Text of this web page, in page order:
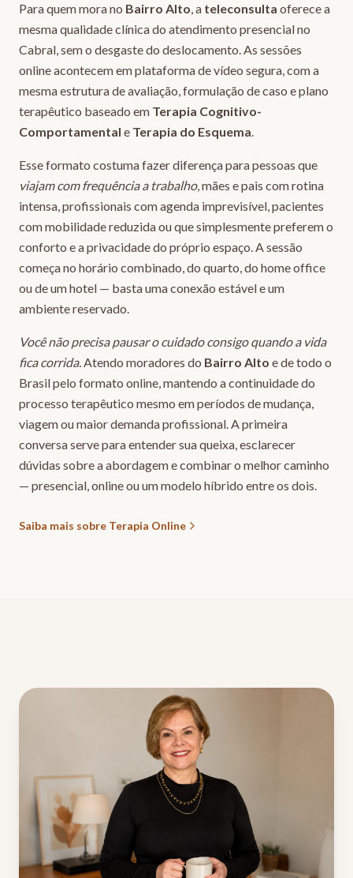
Para quem mora no Bairro Alto, a teleconsulta oferece a
mesma qualidade clínica do atendimento presencial no
Cabral, sem o desgaste do deslocamento. As sessões
online acontecem em plataforma de vídeo segura, com a
mesma estrutura de avaliação, formulação de caso e plano
terapêutico baseado em Terapia Cognitivo-
Comportamental e Terapia do Esquema.
Esse formato costuma fazer diferença para pessoas que
viajam com frequência a trabalho, mães e pais com rotina
intensa, profissionais com agenda imprevisível, pacientes
com mobilidade reduzida ou que simplesmente preferem o
conforto e a privacidade do próprio espaço. A sessão
começa no horário combinado, do quarto, do home office
ou de um hotel — basta uma conexão estável e um
ambiente reservado.
Você não precisa pausar o cuidado consigo quando a vida
fica corrida.Atendo moradores do Bairro Alto e de todo o
Brasil pelo formato online, mantendo a continuidade do
processo terapêutico mesmo em períodos de mudança,
viagem ou maior demanda profissional. A primeira
conversa serve para entender sua queixa, esclarecer
dúvidas sobre a abordagem e combinar o melhor caminho
— presencial, online ou um modelo híbrido entre os dois.
Saiba mais sobre Terapia Online